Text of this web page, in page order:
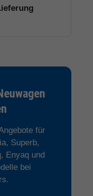
für
Superb,
Enyaq und
bei